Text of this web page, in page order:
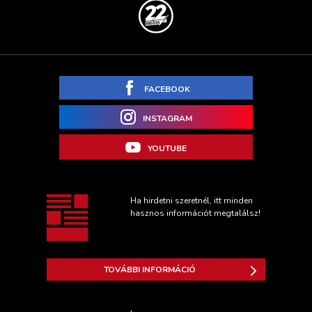
FACEBOOK
INSTAGRAM
YOUTUBE
Ha hirdetni szeretnél, itt minden
hasznos információt megtalálsz!
TOVÁBBI INFORMÁCIÓ